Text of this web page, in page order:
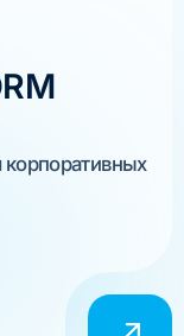
корпоративных